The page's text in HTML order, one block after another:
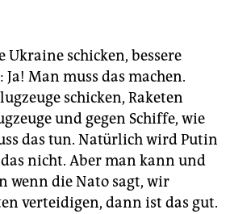
schicken, bessere
Man muss das machen.
schicken, Raketen
und gegen Schiffe, wie
das tun. Natürlich wird Putin
nicht. Aber man kann und
wenn die Nato sagt, wir
verteidigen, dann ist das gut.